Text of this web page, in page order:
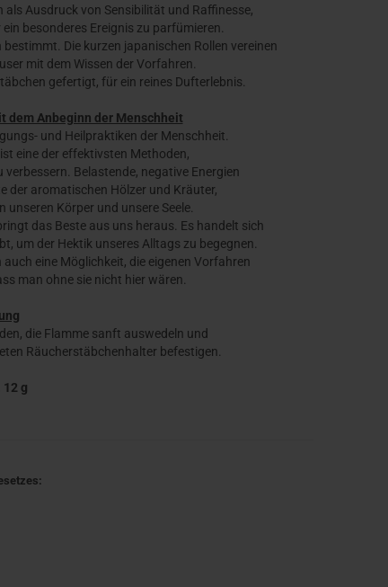
als Ausdruck von Sensibilität und Raffinesse,
besonderes Ereignis zu parfümieren.
Die kurzen japanischen Rollen vereinen
mit dem Wissen der Vorfahren.
gefertigt, für ein reines Dufterlebnis.
dem Anbeginn der Menschheit
und Heilpraktiken der Menschheit.
eine der effektivsten Methoden,
verbessern. Belastende, negative Energien
der aromatischen Hölzer und Kräuter,
Körper und unsere Seele.
das Beste aus uns heraus. Es handelt sich
um der Hektik unseres Alltags zu begegnen.
eine Möglichkeit, die eigenen Vorfahren
man ohne sie nicht hier wären.
die Flamme sanft auswedeln und
Räucherstäbchenhalter befestigen.
12 g